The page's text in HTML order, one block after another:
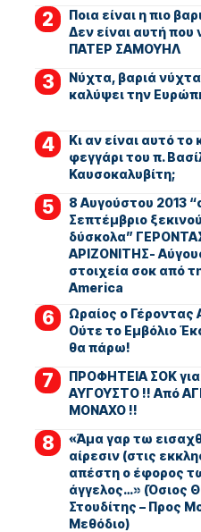
Ποια είναι η πιο
Δεν είναι αυτή που
ΠΑΤΕΡ ΣΑΜΟΥΗΛ
Νύχτα, βαριά νύχτα
καλύψει την
Κι αν είναι αυτό το
φεγγάρι του π.
Καυσοκαλυβίτη;
8 Αυγούστου 2013
Σεπτέμβριο
δύσκολα”
ΑΡΙΖΟΝΙΤΗΣ-
στοιχεία σοκ από
America
Ωραίος ο Γέροντας
Ούτε το Εμβόλιο
θα πάρω!
ΠΡΟΦΗΤΕΙΑ ΣΟΚ για
ΑΥΓΟΥΣΤΟ !! Από
ΜΟΝΑΧΟ !!
«Άμα γαρ τω
αίρεσιν (στις
απέστη ο έφορος
άγγελος…» (Όσιος
Στουδίτης – Προς
Μεθόδιο)